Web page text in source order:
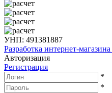
УНП: 491381887
Разработка интернет-магазина
Авторизация
Регистрация
*
*